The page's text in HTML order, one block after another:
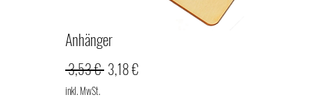
Anhänger
3,53 € Standardpreis
3,18 €
inkl. MwSt.